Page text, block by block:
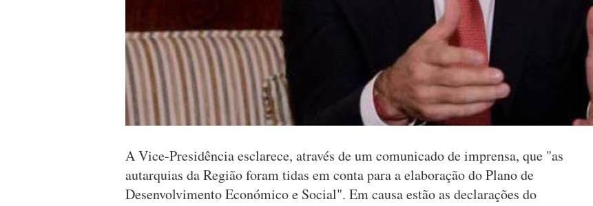
A Vice-Presidência esclarece, através de um comunicado de imprensa, que "as
autarquias da Região foram tidas em conta para a elaboração do Plano de
Desenvolvimento Económico e Social". Em causa estão as declarações do